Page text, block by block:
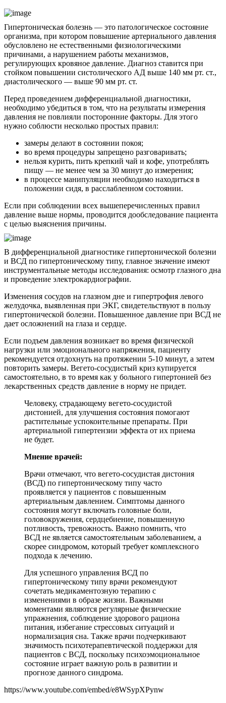
Гипертоническая болезнь — это патологическое состояние
организма, при котором повышение артериального давления
обусловлено не естественными физиологическими
причинами, а нарушением работы механизмов,
регулирующих кровяное давление. Диагноз ставится при
стойком повышении систолического АД выше 140 мм рт. ст.,
диастолического — выше 90 мм рт. ст.
Перед проведением дифференциальной диагностики,
необходимо убедиться в том, что на результаты измерения
давления не повлияли посторонние факторы. Для этого
нужно соблюсти несколько простых правил:
замеры делают в состоянии покоя;
во время процедуры запрещено разговаривать;
нельзя курить, пить крепкий чай и кофе, употреблять
пищу — не менее чем за 30 минут до измерения;
в процессе манипуляции необходимо находиться в
положении сидя, в расслабленном состоянии.
Если при соблюдении всех вышеперечисленных правил
давление выше нормы, проводится дообследование пациента
с целью выяснения причины.
В дифференциальной диагностике гипертонической болезни
и ВСД по гипертоническому типу, главное значение имеют
инструментальные методы исследования: осмотр глазного дна
и проведение электрокардиографии.
Изменения сосудов на глазном дне и гипертрофия левого
желудочка, выявленная при ЭКГ, свидетельствуют в пользу
гипертонической болезни. Повышенное давление при ВСД не
дает осложнений на глаза и сердце.
Если подъем давления возникает во время физической
нагрузки или эмоционального напряжения, пациенту
рекомендуется отдохнуть на протяжении 5-10 минут, а затем
повторить замеры. Вегето-сосудистый криз купируется
самостоятельно, в то время как у больного гипертонией без
лекарственных средств давление в норму не придет.
Человеку, страдающему вегето-сосудистой
дистонией, для улучшения состояния помогают
растительные успокоительные препараты. При
артериальной гипертензии эффекта от их приема
не будет.
Мнение врачей:
Врачи отмечают, что вегето-сосудистая дистония
(ВСД) по гипертоническому типу часто
проявляется у пациентов с повышенным
артериальным давлением. Симптомы данного
состояния могут включать головные боли,
головокружения, сердцебиение, повышенную
потливость, тревожность. Важно помнить, что
ВСД не является самостоятельным заболеванием, а
скорее синдромом, который требует комплексного
подхода к лечению.
Для успешного управления ВСД по
гипертоническому типу врачи рекомендуют
сочетать медикаментозную терапию с
изменениями в образе жизни. Важными
моментами являются регулярные физические
упражнения, соблюдение здорового рациона
питания, избегание стрессовых ситуаций и
нормализация сна. Также врачи подчеркивают
значимость психотерапевтической поддержки для
пациентов с ВСД, поскольку психоэмоциональное
состояние играет важную роль в развитии и
прогнозе данного синдрома.
https://www.youtube.com/embed/e8WSypXPynw